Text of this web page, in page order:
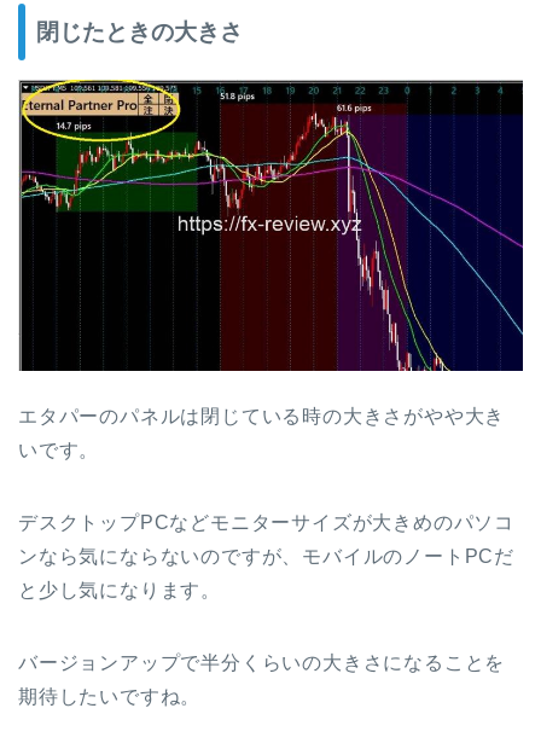
閉じたときの大きさ
エタパーのパネルは閉じている時の大きさがやや大き
いです。
デスクトップPCなどモニターサイズが大きめのパソコ
ンなら気にならないのですが、モバイルのノートPCだ
と少し気になります。
バージョンアップで半分くらいの大きさになることを
期待したいですね。